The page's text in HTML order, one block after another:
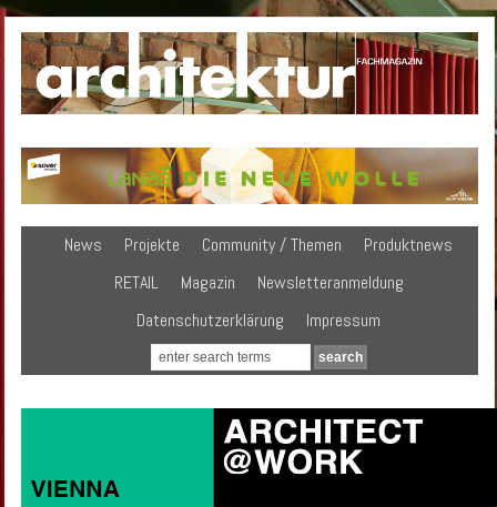
News Projekte Community / Themen
Produktnews
RETAIL
Magazin
Newsletteranmeldung
Datenschutzerklärung
Impressum